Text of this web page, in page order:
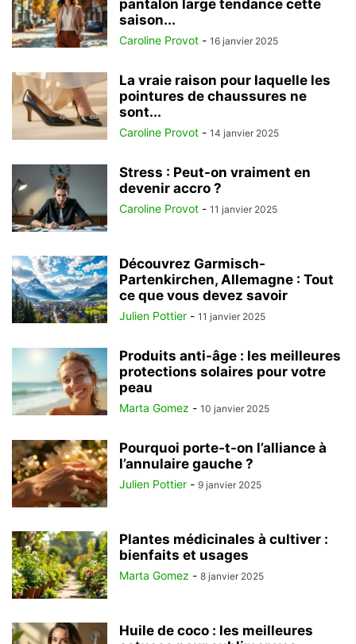
pantalon large tendance cette
saison...
Caroline Provot - 16 janvier 2025
La vraie raison pour laquelle les
pointures de chaussures ne
sont...
Caroline Provot - 14 janvier 2025
Stress : Peut-on vraiment en
devenir accro ?
Caroline Provot - 11 janvier 2025
Découvrez Garmisch-
Partenkirchen, Allemagne : Tout
ce que vous devez savoir
Julien Pottier - 11 janvier 2025
Produits anti-âge : les meilleures
protections solaires pour votre
peau
Marta Gomez - 10 janvier 2025
Pourquoi porte-t-on l’alliance à
l’annulaire gauche ?
Julien Pottier - 9 janvier 2025
Plantes médicinales à cultiver :
bienfaits et usages
Marta Gomez - 8 janvier 2025
Huile de coco : les meilleures